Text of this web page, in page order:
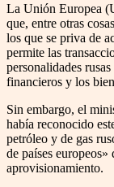
La Unión Europea
que, entre otras
los que se priva de
permite las
personalidades
financieros y los
Sin embargo, el
había reconocido
petróleo y de gas
de países
aprovisionamiento.